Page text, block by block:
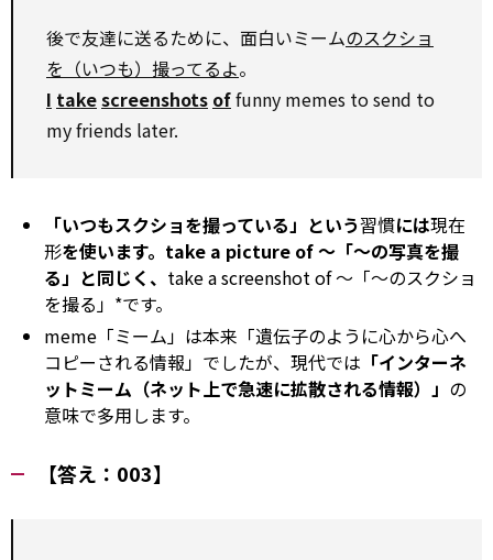
後で友達に送るために、面白いミームのスクショ
を（いつも）撮ってるよ。
I takescreenshots offunny memes to send to
my friends later.
「いつもスクショを撮っている」という習慣には現在
形を使います。take a picture of ～「～の写真を撮
る」と同じく、 take a screenshot of ～「～のスクショ
を撮る」*です。
meme「ミーム」は本来「遺伝子のように心から心へ
コピーされる情報」でしたが、現代では 「インターネ
ットミーム（ネット上で急速に拡散される情報）」 の
意味で多用します。
【答え：003】